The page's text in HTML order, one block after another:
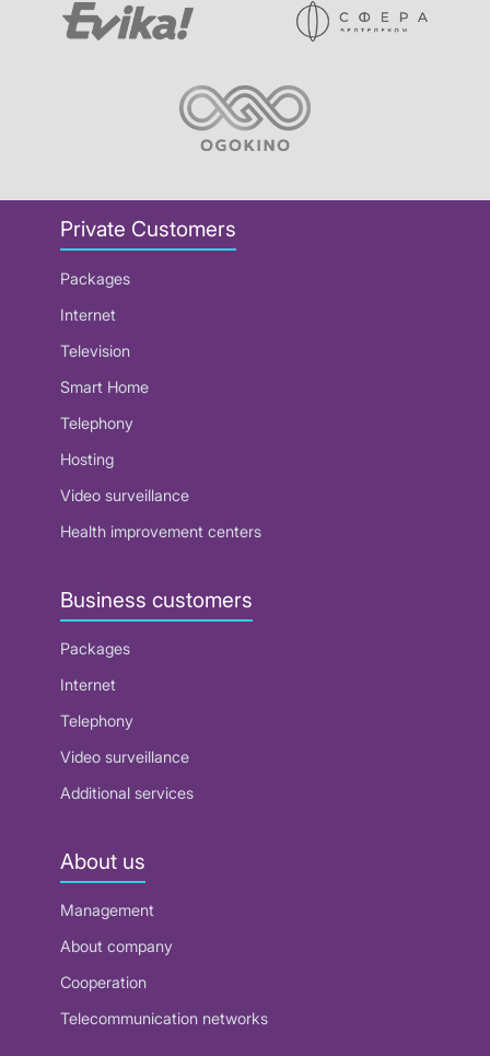
Private Customers
Packages
Internet
Television
Smart Home
Telephony
Hosting
Video surveillance
Health improvement centers
Business customers
Packages
Internet
Telephony
Video surveillance
Additional services
About us
Management
About company
Cooperation
Telecommunication networks